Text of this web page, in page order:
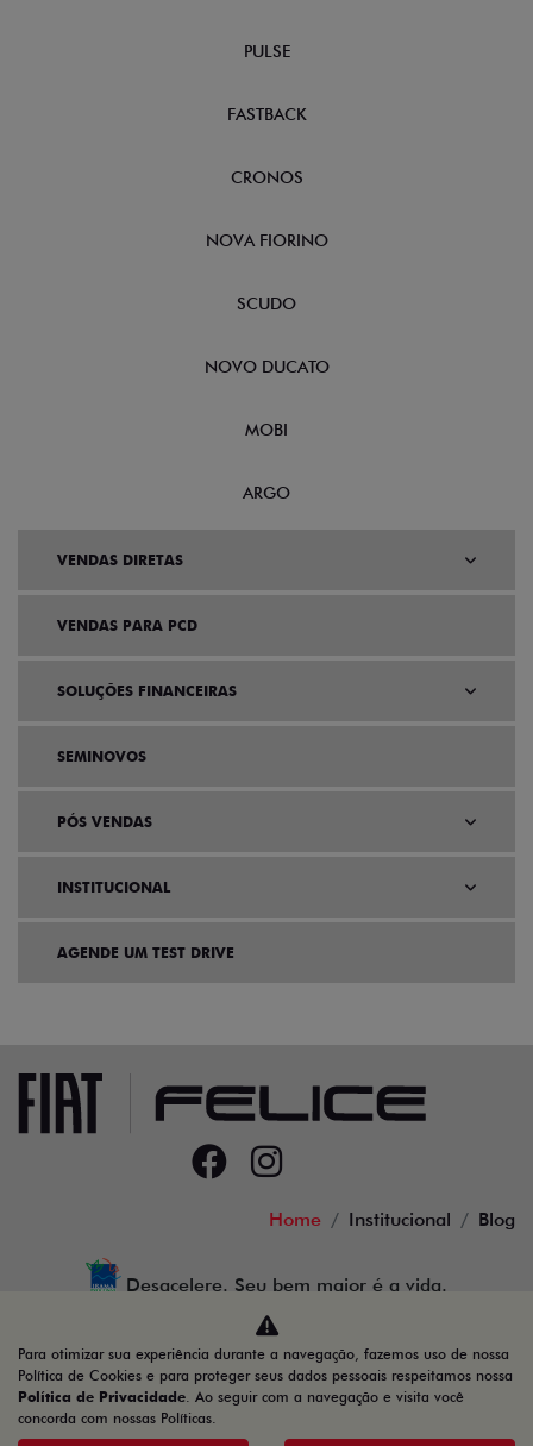
PULSE
FASTBACK
CRONOS
NOVA FIORINO
SCUDO
NOVO DUCATO
MOBI
ARGO
VENDAS DIRETAS
VENDAS PARA PCD
SOLUÇÕES FINANCEIRAS
SEMINOVOS
PÓS VENDAS
INSTITUCIONAL
AGENDE UM TEST DRIVE
Home Institucional Blog
Desacelere. Seu bem maior é a vida.
91.525.790/0001-84
Para otimizar sua experiência durante a navegação, fazemos uso de nossa
Política de Cookies e para proteger seus dados pessoais respeitamos nossa
Política de Privacidade. Ao seguir com a navegação e visita você
concorda com nossas Políticas.